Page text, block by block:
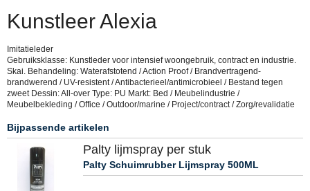
Kunstleer Alexia
Imitatieleder
Gebruiksklasse: Kunstleder voor intensief woongebruik, contract en industrie.
Skai. Behandeling: Waterafstotend / Action Proof / Brandvertragend-
brandwerend / UV-resistent / Antibacterieel/antimicrobieel / Bestand tegen
zweet Dessin: All-over Type: PU Markt: Bed / Meubelindustrie /
Meubelbekleding / Office / Outdoor/marine / Project/contract / Zorg/revalidatie
Bijpassende artikelen
Palty lijmspray per stuk
Palty Schuimrubber Lijmspray 500ML